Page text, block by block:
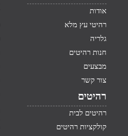
אודות
רהיטי עץ מלא
גלריה
חנות רהיטים
מבצעים
צור קשר
רהיטים
רהיטים לבית
קולקציות רהיטים